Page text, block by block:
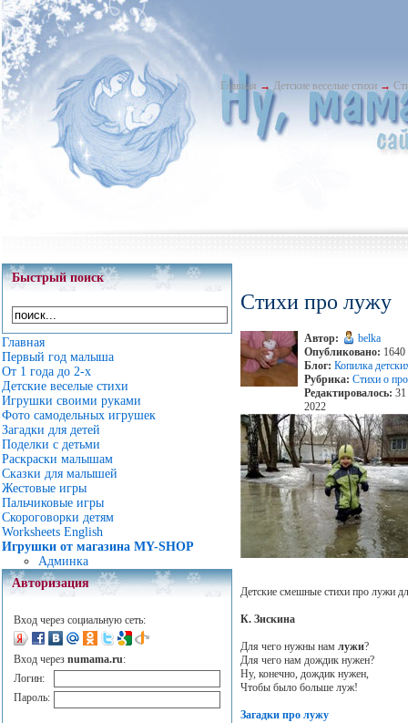
Главная → Детские веселые стихи →
Быстрый поиск
Главная
Первый год малыша
От 1 года до 2-х
Детские веселые стихи
Игрушки своими руками
Фото самодельных игрушек
Загадки для детей
Поделки с детьми
Раскраски малышам
Сказки для малышей
Жестовые игры
Пальчиковые игры
Скороговорки детям
Worksheets English
Игрушки от магазина MY-SHOP
Админка
Авторизация
Вход через социальную сеть:
Вход через numama.ru:
Логин:
Пароль:
Стихи про лужу
Автор:
belka
Опубликовано: 1640
Блог: Копилка
Рубрика: Стихи о
Редактировалось:
2022
Детские смешные стихи про лужи
К. Зискина
Для чего нужны нам лужи?
Для чего нам дождик нужен?
Ну, конечно, дождик нужен,
Чтобы было больше луж!
Загадки про лужу